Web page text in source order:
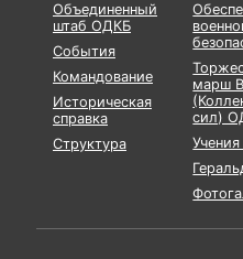
Объединенный
штаб ОДКБ
События
Командование
Историческая
справка
Структура
марш
сил)